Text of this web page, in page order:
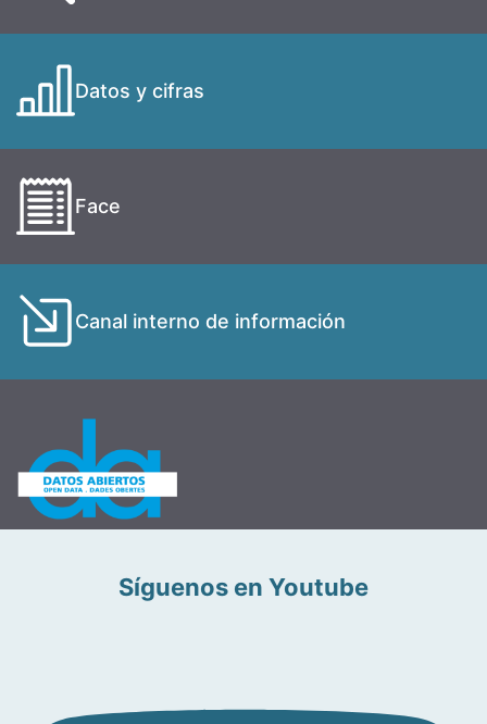
Datos y cifras
Face
Canal interno de información
Síguenos en Youtube